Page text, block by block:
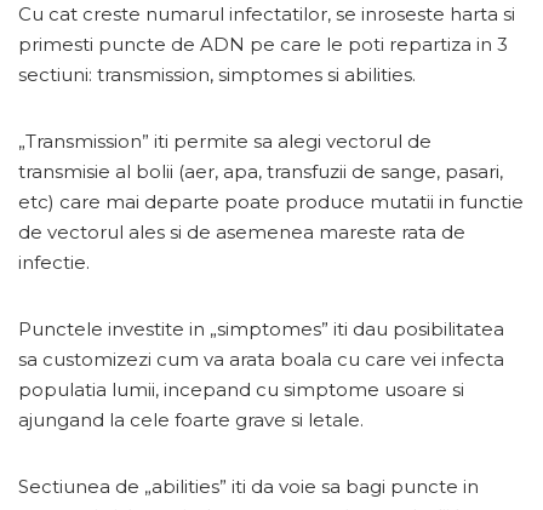
Cu cat creste numarul infectatilor, se inroseste harta si
primesti puncte de ADN pe care le poti repartiza in 3
sectiuni: transmission, simptomes si abilities.
„Transmission” iti permite sa alegi vectorul de
transmisie al bolii (aer, apa, transfuzii de sange, pasari,
etc) care mai departe poate produce mutatii in functie
de vectorul ales si de asemenea mareste rata de
infectie.
Punctele investite in „simptomes” iti dau posibilitatea
sa customizezi cum va arata boala cu care vei infecta
populatia lumii, incepand cu simptome usoare si
ajungand la cele foarte grave si letale.
Sectiunea de „abilities” iti da voie sa bagi puncte in